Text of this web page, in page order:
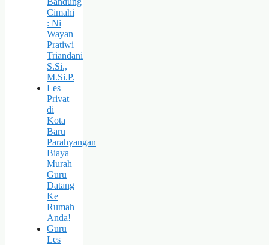
Cimahi
: Ni
Wayan
Pratiwi
Triandani
S.Si.,
M.Si.P.
Les
Privat
di
Kota
Baru
Parahyangan
Biaya
Murah
Guru
Datang
Ke
Rumah
Anda!
Guru
Les